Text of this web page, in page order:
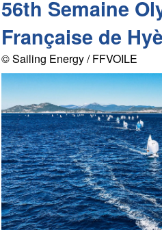
56th Semaine
Française de
© Sailing Energy / FFVOILE